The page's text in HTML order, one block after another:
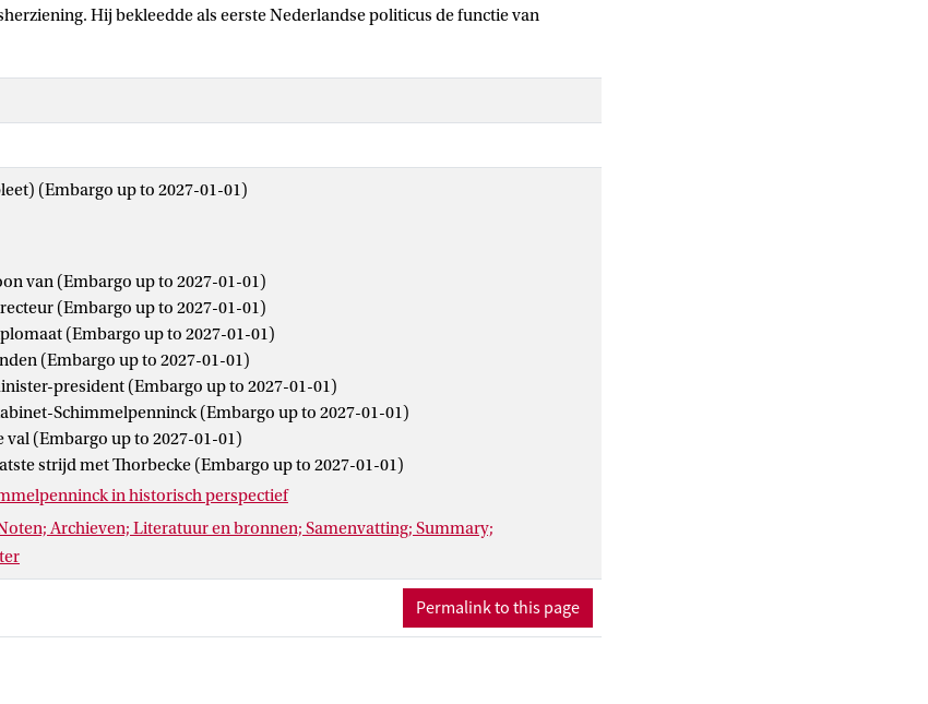
Hij bekleedde als eerste Nederlandse politicus de functie van
Maar het beeld dat Schimmelpenninck een verstokte conservatieve
grondwetswijzigingen wilde weten, wordt in deze biografie flink genuanceerd.
als voorbeeld voor de Nederlandse staatsinrichting en als leidraad voor een
reconstructie van de politieke en maatschappelijke gebeurtenissen
de opkomst en ondergang van deze markante man, die behalve politicus
de Nederlandsche Handel-Maatschappij (NHM) en diplomaat in Londen en
hij niet alleen zijn ideeën over de staatsinrichting, maar moest hij ook enkele
tussen Engeland en Nederland over de koloniale politiek en de behandeling
de Nederlandse koloniën beslechten.
was een ambitieus, maar in zijn tijd miskend man. Bij zijn overlijden in 1863,
president was geweest, was hij vergeten in Den Haag, en werd hij
kinderen.
praktijk gestoelde denkbeelden zijn later alsnog in de politieke praktijk
biografie analyseert het succes én het falen van de eerste minister-
(Embargo up to 2027-01-01)
van (Embargo up to 2027-01-01)
(Embargo up to 2027-01-01)
(Embargo up to 2027-01-01)
(Embargo up to 2027-01-01)
president (Embargo up to 2027-01-01)
Schimmelpenninck (Embargo up to 2027-01-01)
val (Embargo up to 2027-01-01)
strijd met Thorbecke (Embargo up to 2027-01-01)
in historisch perspectief
Archieven; Literatuur en bronnen; Samenvatting; Summary;
Permalink to this page